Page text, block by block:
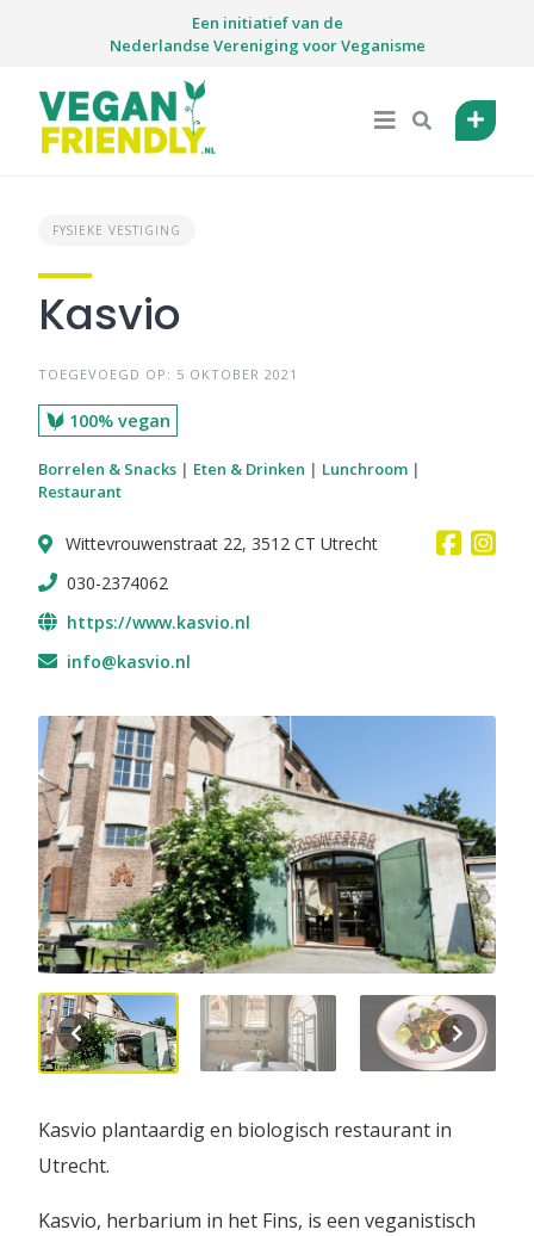
Een initiatief van de
Nederlandse Vereniging voor Veganisme
FYSIEKE VESTIGING
Kasvio
TOEGEVOEGD OP: 5 OKTOBER 2021
100% vegan
Borrelen & Snacks | Eten & Drinken | Lunchroom |
Restaurant
Wittevrouwenstraat 22, 3512 CT Utrecht
030-2374062
https://www.kasvio.nl
info@kasvio.nl
Kasvio plantaardig en biologisch restaurant in
Utrecht.
Kasvio, herbarium in het Fins, is een veganistisch